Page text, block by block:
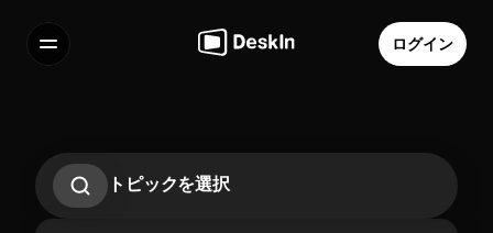
ログイン
トピックを選択